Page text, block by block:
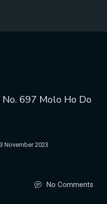
697 Molo Ho Do
November 2023
No Comments